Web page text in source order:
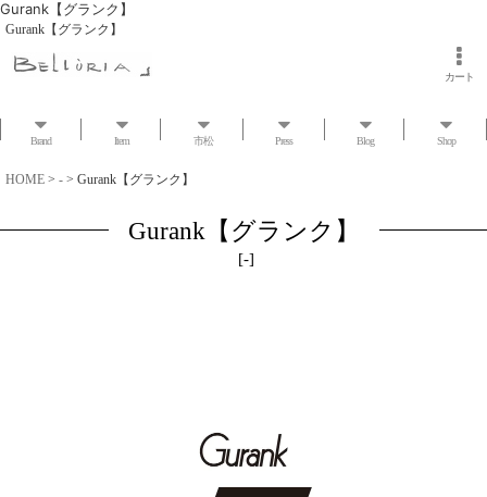
Gurank【グランク】
Gurank【グランク】
カート
Brand Item 市松 Press Blog Shop
HOME > - > Gurank【グランク】
Gurank【グランク】
[-]